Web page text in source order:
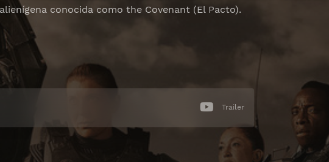
conocida como the Covenant (El Pacto).
Trailer